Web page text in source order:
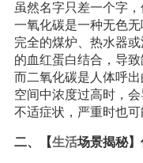
虽然名字只差一个字
一氧化碳是一种无色
完全的煤炉、热水器或
的血红蛋白结合，导致
而二氧化碳是人体呼
空间中浓度过高时，
不适症状，严重时也可
二、【生活场景揭秘